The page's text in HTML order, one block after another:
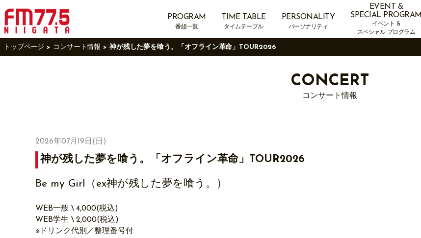
PROGRAM
番組一覧
TIME TABLE
タイムテーブル
PERSONALITY
パーソナリティ
EVENT &
SPECIAL PROGRAM
イベント &
スペシャル プログラム
トップページ コンサート情報 神が残した夢を喰う。「オフライン革命」TOUR2026
CONCERT
コンサート情報
2026年07月19日(日)
神が残した夢を喰う。「オフライン革命」TOUR2026
Be my Girl（ex神が残した夢を喰う。）
WEB一般 \ 4,000(税込)
WEB学生 \ 2,000(税込)
※ドリンク代別／整理番号付